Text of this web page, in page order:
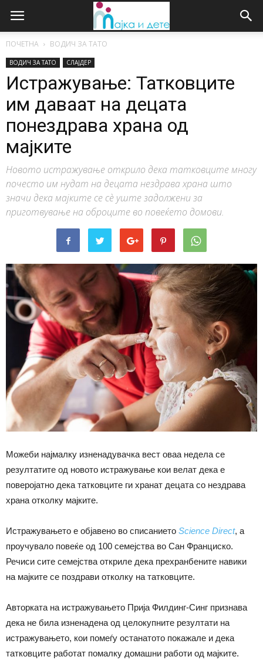
ПОЧЕТНА ВОДИЧ ЗА ТАТО
ВОДИЧ ЗА ТАТО СЛАЈДЕР
Истражување: Татковците
им даваат на децата
понездрава храна од
мајките
Новото истражување открило дека татковците многу
почесто им нудат на децата нездрава храна што
значи дека мајките се сѐ уште задолжени за
приготвување на оброците во повеќето домови.
Можеби најмалку изненадувачка вест оваа недела се
резултатите од новото истражување кои велат дека е
поверојатно дека татковците ги хранат децата со нездрава
храна отколку мајките.
Истражувањето е објавено во списанието Science Direct, a
проучувало повеќе од 100 семејства во Сан Франциско.
Речиси сите семејства откриле дека прехранбените навики
на мајките се поздрави отколку на татковците.
Авторката на истражувањето Прија Филдинг-Синг признава
дека не била изненадена од целокупните резултати на
истражувањето, кои помеѓу останатото покажале и дека
татковците работат помалку домашни работи од мајките.